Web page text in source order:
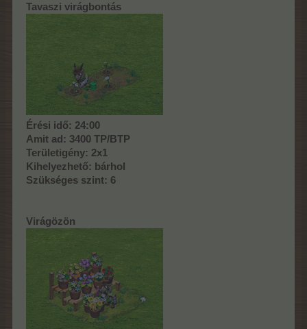
Tavaszi virágbontás
Érési idő: 24:00
Amit ad: 3400 TP/BTP
Területigény: 2x1
Kihelyezhető: bárhol
Szükséges szint: 6
Virágözön